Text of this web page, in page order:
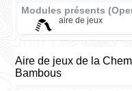
Modules présents
aire de jeux
Aire de jeux de la
Bambous